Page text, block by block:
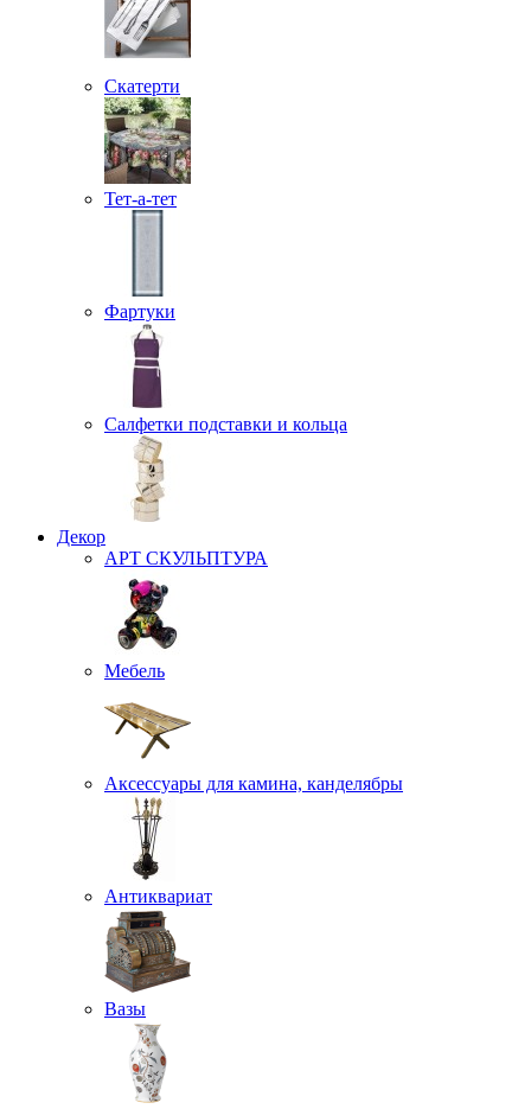
Скатерти
Тет-а-тет
Фартуки
Салфетки подставки и кольца
Декор
АРТ СКУЛЬПТУРА
Мебель
Аксессуары для камина, канделябры
Антиквариат
Вазы